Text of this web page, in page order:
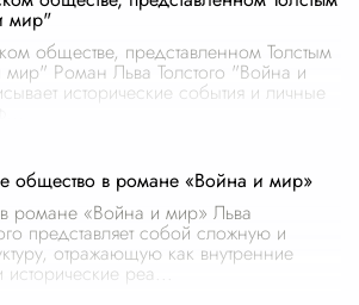
мир"
обществе, представленном Толстым
Роман Льва Толстого "Война и
исторические события и личные
общество в романе «Война и мир»
романе «Война и мир» Льва
представляет собой сложную и
отражающую как внутренние
исторические реа